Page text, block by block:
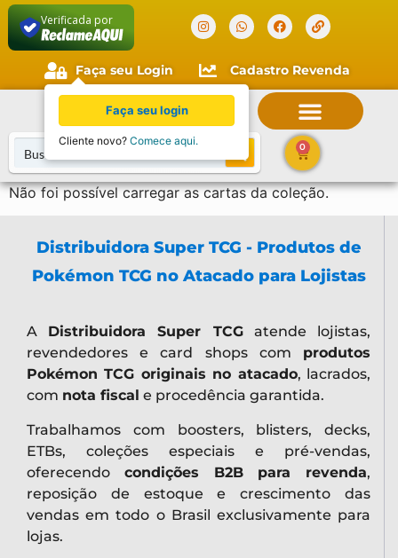
Verificada por
Faça seu Login Cadastro Revenda
0
Não foi possível carregar as cartas da coleção.
Distribuidora Super TCG - Produtos de
Pokémon TCG no Atacado para Lojistas
A Distribuidora Super TCGatende lojistas,
revendedores e card shops com produtos
Pokémon TCG originais no atacado, lacrados,
com nota fiscal e procedência garantida.
Trabalhamos com boosters, blisters, decks,
ETBs, coleções especiais e pré-vendas,
oferecendo condições B2B para revenda,
reposição de estoque e crescimento das
vendas em todo o Brasil exclusivamente para
lojas.
Faça seu login
Cliente novo? Comece aqui.